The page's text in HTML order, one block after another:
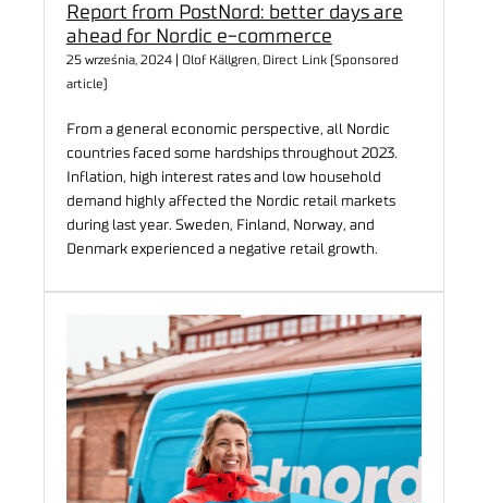
Report from PostNord: better days are
ahead for Nordic e-commerce
25 września, 2024 | Olof Källgren, Direct Link (Sponsored
article)
From a general economic perspective, all Nordic
countries faced some hardships throughout 2023.
Inflation, high interest rates and low household
demand highly affected the Nordic retail markets
during last year. Sweden, Finland, Norway, and
Denmark experienced a negative retail growth.